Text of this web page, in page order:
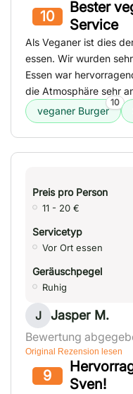
10
Bester
Service
Als Veganer ist dies
essen. Wir wurden
Essen war
die Atmosphäre sehr
veganer Burger
10
Preis pro Person
11 - 20 €
Servicetyp
Vor Ort essen
Geräuschpegel
Ruhig
J Jasper M.
Bewertung
Original Rezension lesen
9
Sven!